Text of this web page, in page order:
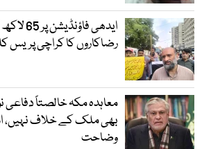
ایدھی
رضاکاروں کا کراچی پریس
معاہدہ مکہ خالصتاً
بھی ملک کے خلاف نہیں،
وضاحت